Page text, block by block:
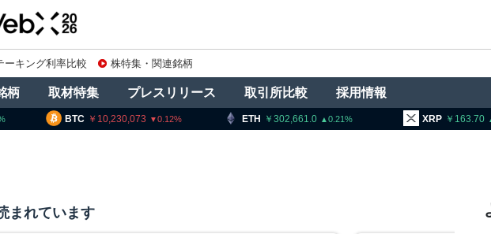
ーキング利率比較 株特集・関連銘柄
柄 取材特集 プレスリリース 取引所比較 採用情報
ETH 302,661.0 XRP 163.70 BNB
まれています